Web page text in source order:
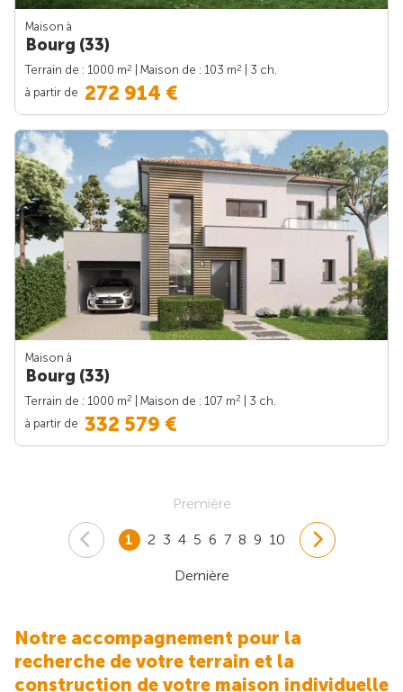
Maison à
Bourg (33)
Terrain de : 1000 m2 | Maison de : 103 m2
| 3 ch.
à partir de 272 914 €
Maison à
Bourg (33)
Terrain de : 1000 m2 | Maison de : 107 m2
| 3 ch.
à partir de 332 579 €
Première
1 2 3 4 5 6 7 8 9 10
Dernière
Notre accompagnement pour la
recherche de votre terrain et la
construction de votre maison individuelle